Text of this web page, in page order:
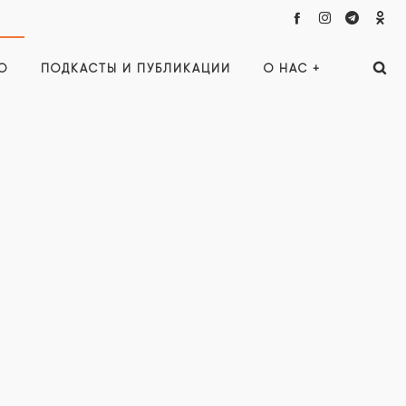
ПОДКАСТЫ И ПУБЛИКАЦИИ О НАС +